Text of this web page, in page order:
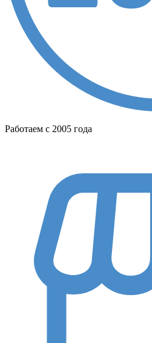
Работаем с 2005 года